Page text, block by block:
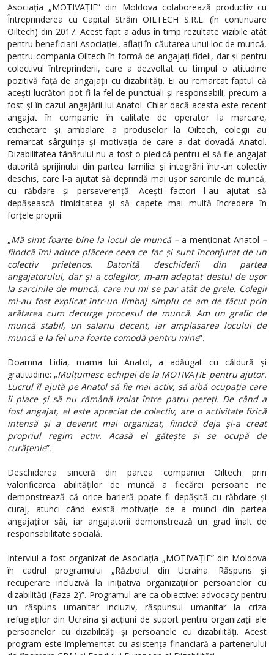
Asociația „MOTIVAȚIE” din Moldova colaborează productiv cu
Întreprinderea cu Capital Străin OILTECH S.R.L. (în continuare
Oiltech) din 2017. Acest fapt a adus în timp rezultate vizibile atât
pentru beneficiarii Asociației, aflați în căutarea unui loc de muncă,
pentru compania Oiltech în formă de angajați fideli, dar și pentru
colectivul întreprinderii, care a dezvoltat cu timpul o atitudine
pozitivă față de angajații cu dizabilități. Ei au remarcat faptul că
acești lucrători pot fi la fel de punctuali și responsabili, precum a
fost și în cazul angajării lui Anatol. Chiar dacă acesta este recent
angajat în companie în calitate de operator la marcare,
etichetare și ambalare a produselor la Oiltech, colegii au
remarcat sârguința și motivația de care a dat dovadă Anatol.
Dizabilitatea tânărului nu a fost o piedică pentru el să fie angajat
datorită sprijinului din partea familiei și integrării într-un colectiv
deschis, care l-a ajutat să deprindă mai ușor sarcinile de muncă,
cu răbdare și perseverență. Acești factori l-au ajutat să
depășească timiditatea și să capete mai multă încredere în
forțele proprii.
„Mă simt foarte bine la locul de muncă – a menționat Anatol –
fiindcă îmi aduce plăcere ceea ce fac și sunt înconjurat de un
colectiv prietenos. Datorită deschiderii din partea
angajatorului, dar și a colegilor, m-am adaptat destul de ușor
la sarcinile de muncă, care nu mi se par atât de grele. Colegii
mi-au fost explicat într-un limbaj simplu ce am de făcut prin
arătarea cum decurge procesul de muncă. Am un grafic de
muncă stabil, un salariu decent, iar amplasarea locului de
muncă e la fel una foarte comodă pentru mine”.
Doamna Lidia, mama lui Anatol, a adăugat cu căldură și
gratitudine: „Mulțumesc echipei de la MOTIVAȚIE pentru ajutor.
Lucrul îl ajută pe Anatol să fie mai activ, să aibă ocupația care
îi place și să nu rămână izolat între patru pereți. De când a
fost angajat, el este apreciat de colectiv, are o activitate fizică
intensă și a devenit mai organizat, fiindcă deja și-a creat
propriul regim activ. Acasă el gătește și se ocupă de
curățenie”.
Deschiderea sinceră din partea companiei Oiltech prin
valorificarea abilităților de muncă a fiecărei persoane ne
demonstrează că orice barieră poate fi depășită cu răbdare și
curaj, atunci când există motivație de a munci din partea
angajaților săi, iar angajatorii demonstrează un grad înalt de
responsabilitate socială.
Interviul a fost organizat de Asociația „MOTIVAȚIE” din Moldova
în cadrul programului „Războiul din Ucraina: Răspuns și
recuperare incluzivă la inițiativa organizațiilor persoanelor cu
dizabilități (Faza 2)”. Programul are ca obiective: advocacy pentru
un răspuns umanitar incluziv, răspunsul umanitar la criza
refugiaților din Ucraina și acțiuni de suport pentru organizații ale
persoanelor cu dizabilități și persoanele cu dizabilități. Acest
program este implementat cu asistența financiară a partenerului